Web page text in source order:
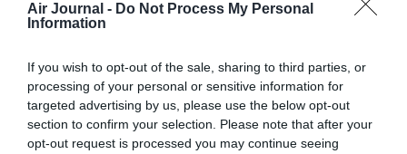
Air Journal - Do Not Process My Personal
Information
If you wish to opt-out of the sale, sharing to third parties, or
processing of your personal or sensitive information for
targeted advertising by us, please use the below opt-out
section to confirm your selection. Please note that after your
opt-out request is processed you may continue seeing
Je crois que pour Airbus &Boieng,le soucis n’est pas de
que les leurs…
Le soucis pour eux réside a mon sens plus dans la place
commerciale que ces avions chinois prendront: même s’ils
sont à des niveaux techniques inférieurs ,il est un domaine
dans lequel ils seront aussi bien en dessous sans doute des